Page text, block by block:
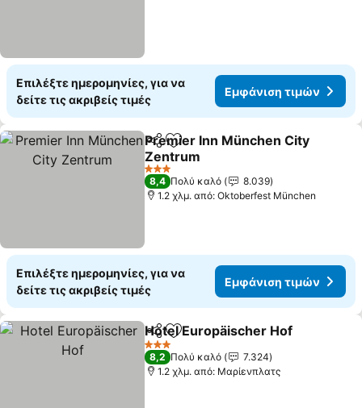
Επιλέξτε ημερομηνίες, για να
δείτε τις ακριβείς τιμές
Εμφάνιση τιμών
Κοινοποίηση
Προσθήκη στα αγαπημένα
Premier Inn München City
Zentrum
3 Αστέρια
8,4 Πολύ καλό
8.039
1.2 χλμ. από: Oktoberfest München
Επιλέξτε ημερομηνίες, για να
δείτε τις ακριβείς τιμές
Εμφάνιση τιμών
Κοινοποίηση
Προσθήκη στα αγαπημένα
Hotel Europäischer Hof
3 Αστέρια
8,2 Πολύ καλό
7.324
1.2 χλμ. από: Μαρίενπλατς